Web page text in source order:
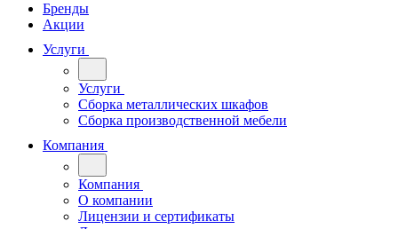
Бренды
Акции
Услуги
Услуги
Сборка металлических шкафов
Сборка производственной мебели
Компания
Компания
О компании
Лицензии и сертификаты